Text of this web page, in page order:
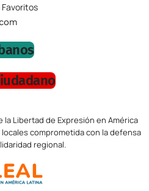
Favoritos
la Libertad de Expresión en América
comprometida con la defensa
regional.